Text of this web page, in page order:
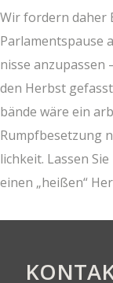
Wir for­dern daher
Par­la­ments­pau­se
nis­se anzu­pas­sen
den Herbst
bän­de wäre ein
Rumpf­be­set­zung
lich­keit. Las­sen
einen „hei­ßen“